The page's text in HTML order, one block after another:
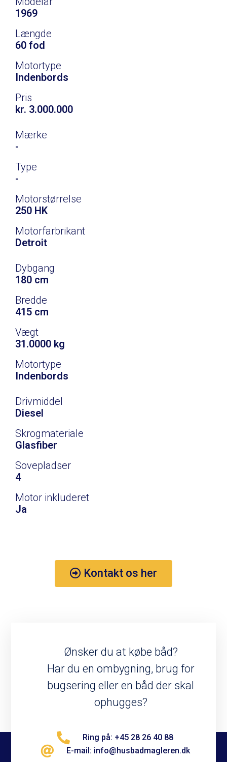
1969
Længde
60 fod
Motortype
Indenbords
Pris
kr. 3.000.000
Mærke
-
Type
-
Motorstørrelse
250 HK
Motorfarbrikant
Detroit
Dybgang
180 cm
Bredde
415 cm
Vægt
31.0000 kg
Motortype
Indenbords
Drivmiddel
Diesel
Skrogmateriale
Glasfiber
Sovepladser
4
Motor inkluderet
Ja
Kontakt os her
Ønsker du at købe båd?
Har du en ombygning, brug for
bugsering eller en båd der skal
ophugges?
Ring på: +45 28 26 40 88
E-mail: info@husbadmagleren.dk